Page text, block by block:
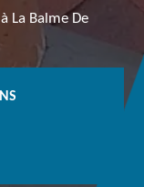
La Balme De